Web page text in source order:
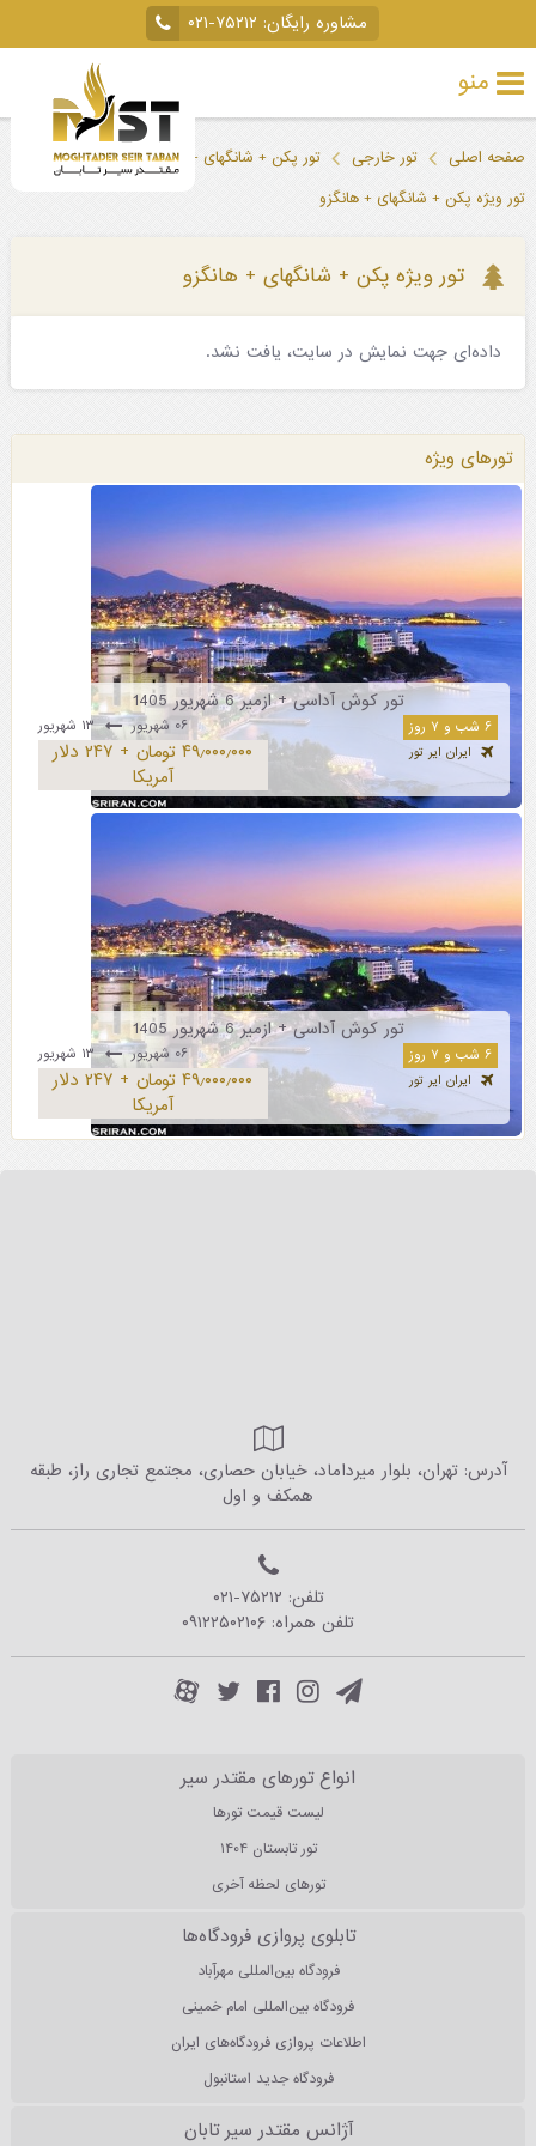
مشاوره رایگان: ۰۲۱-۷۵۲۱۲
منو
داخلی
تور
لحظه
آخری
جاذبه‌های
گردشگری
صفحه اصلی تور خارجی
تور پکن + شانگهای + هانگزو
تور ویژه پکن + شانگهای + هانگزو
تور ویژه پکن + شانگهای + هانگزو
داده‌ای جهت نمایش در سایت، یافت نشد.
تورهای ویژه
تور کوش آداسی + ازمیر 6 شهریور 1405
۶ شب و ۷ روز ۰۶ شهریور ۱۳ شهریور
ایران ایر تور
۴۹٫۰۰۰٫۰۰۰ تومان + ۲۴۷ دلار
آمریکا
تور کوش آداسی + ازمیر 6 شهریور 1405
۶ شب و ۷ روز ۰۶ شهریور ۱۳ شهریور
ایران ایر تور
۴۹٫۰۰۰٫۰۰۰ تومان + ۲۴۷ دلار
آمریکا
آدرس: تهران، بلوار میرداماد، خیابان حصاری، مجتمع تجاری راز، طبقه
همکف و اول
تلفن: ۰۲۱-۷۵۲۱۲
تلفن همراه: ۰۹۱۲۲۵۰۲۱۰۶
انواع تورهای مقتدر سیر
لیست قیمت تورها
تور تابستان ۱۴۰۴
تورهای لحظه آخری
تابلوی پروازی فرودگاه‌ها
فرودگاه بین‌المللی مهرآباد
فرودگاه بین‌المللی امام خمینی
اطلاعات پروازی فرودگاه‌های ایران
فرودگاه جدید استانبول
آژانس مقتدر سیر تابان